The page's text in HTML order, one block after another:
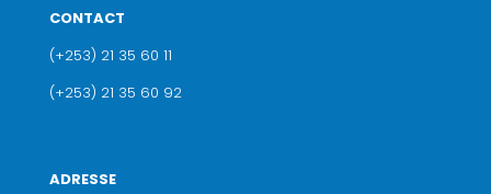
CONTACT
(+253) 21 35 60 11
(+253) 21 35 60 92
ADRESSE